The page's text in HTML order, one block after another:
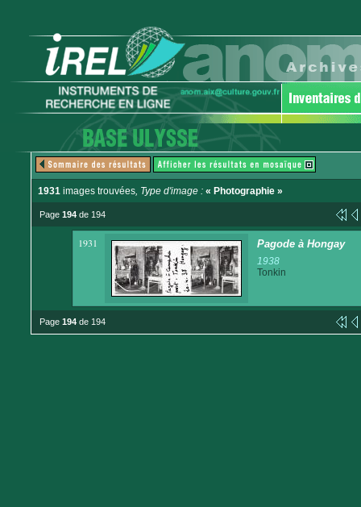
1931 images trouvées, Type d'image : « Photographie »
Page 194 de 194
1931 Pagode à Hongay
1938
Tonkin
Page 194 de 194